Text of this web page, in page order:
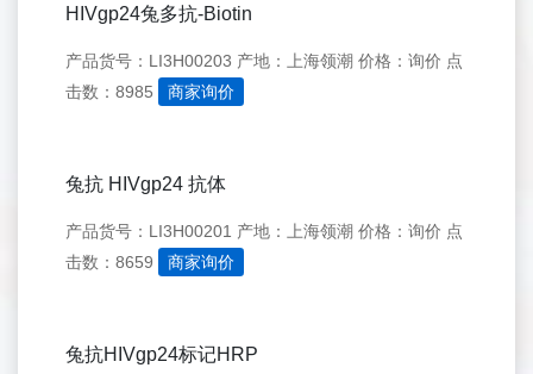
HIVgp24兔多抗-Biotin
产品货号：LI3H00203 产地：上海领潮 价格：询价 点
击数：8985
商家询价
兔抗 HIVgp24 抗体
产品货号：LI3H00201 产地：上海领潮 价格：询价 点
击数：8659
商家询价
兔抗HIVgp24标记HRP